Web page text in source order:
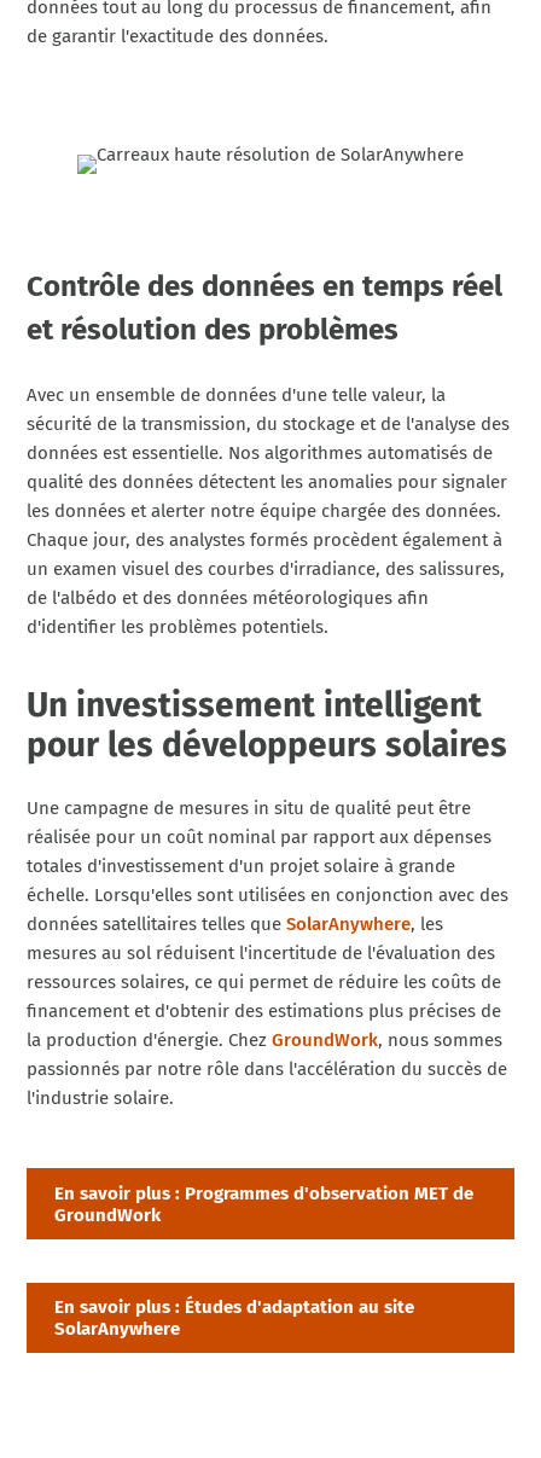
données tout au long du processus de financement, afin
de garantir l'exactitude des données.
Contrôle des données en temps réel
et résolution des problèmes
Avec un ensemble de données d'une telle valeur, la
sécurité de la transmission, du stockage et de l'analyse des
données est essentielle. Nos algorithmes automatisés de
qualité des données détectent les anomalies pour signaler
les données et alerter notre équipe chargée des données.
Chaque jour, des analystes formés procèdent également à
un examen visuel des courbes d'irradiance, des salissures,
de l'albédo et des données météorologiques afin
d'identifier les problèmes potentiels.
Un investissement intelligent
pour les développeurs solaires
Une campagne de mesures in situ de qualité peut être
réalisée pour un coût nominal par rapport aux dépenses
totales d'investissement d'un projet solaire à grande
échelle. Lorsqu'elles sont utilisées en conjonction avec des
données satellitaires telles queSolarAnywhere, les
mesures au sol réduisent l'incertitude de l'évaluation des
ressources solaires, ce qui permet de réduire les coûts de
financement et d'obtenir des estimations plus précises de
la production d'énergie. ChezGroundWork, nous sommes
passionnés par notre rôle dans l'accélération du succès de
l'industrie solaire.
En savoir plus : Programmes d'observation MET de
GroundWork
En savoir plus : Études d'adaptation au site
SolarAnywhere